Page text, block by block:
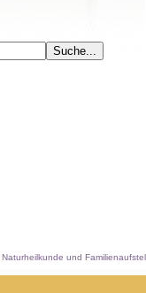
und